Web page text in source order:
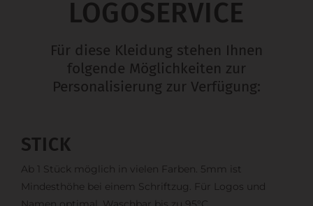
LOGOSERVICE
Für diese Kleidung stehen Ihnen
folgende Möglichkeiten zur
Personalisierung zur Verfügung:
STICK
Ab 1 Stück möglich in vielen Farben. 5mm ist
Mindesthöhe bei einem Schriftzug. Für Logos und